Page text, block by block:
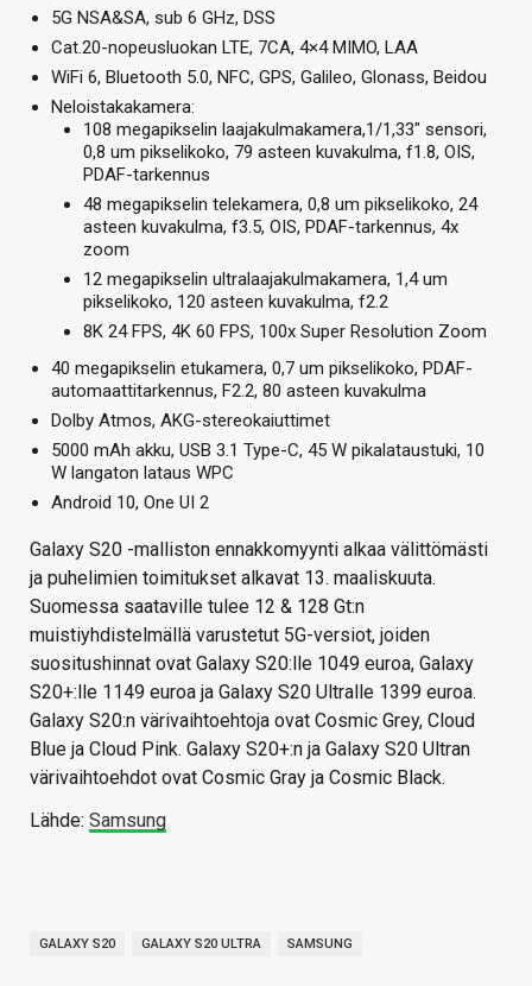
5G NSA&SA, sub 6 GHz, DSS
Cat.20-nopeusluokan LTE, 7CA, 4×4 MIMO, LAA
WiFi 6, Bluetooth 5.0, NFC, GPS, Galileo, Glonass, Beidou
Neloistakakamera:
108 megapikselin laajakulmakamera,1/1,33″ sensori,
0,8 um pikselikoko, 79 asteen kuvakulma, f1.8, OIS,
PDAF-tarkennus
48 megapikselin telekamera, 0,8 um pikselikoko, 24
asteen kuvakulma, f3.5, OIS, PDAF-tarkennus, 4x
zoom
12 megapikselin ultralaajakulmakamera, 1,4 um
pikselikoko, 120 asteen kuvakulma, f2.2
8K 24 FPS, 4K 60 FPS, 100x Super Resolution Zoom
40 megapikselin etukamera, 0,7 um pikselikoko, PDAF-
automaattitarkennus, F2.2, 80 asteen kuvakulma
Dolby Atmos, AKG-stereokaiuttimet
5000 mAh akku, USB 3.1 Type-C, 45 W pikalataustuki, 10
W langaton lataus WPC
Android 10, One UI 2
Galaxy S20 -malliston ennakkomyynti alkaa välittömästi
ja puhelimien toimitukset alkavat 13. maaliskuuta.
Suomessa saataville tulee 12 & 128 Gt:n
muistiyhdistelmällä varustetut 5G-versiot, joiden
suositushinnat ovat Galaxy S20:lle 1049 euroa, Galaxy
S20+:lle 1149 euroa ja Galaxy S20 Ultralle 1399 euroa.
Galaxy S20:n värivaihtoehtoja ovat Cosmic Grey, Cloud
Blue ja Cloud Pink. Galaxy S20+:n ja Galaxy S20 Ultran
värivaihtoehdot ovat Cosmic Gray ja Cosmic Black.
Lähde: Samsung
GALAXY S20 GALAXY S20 ULTRA SAMSUNG